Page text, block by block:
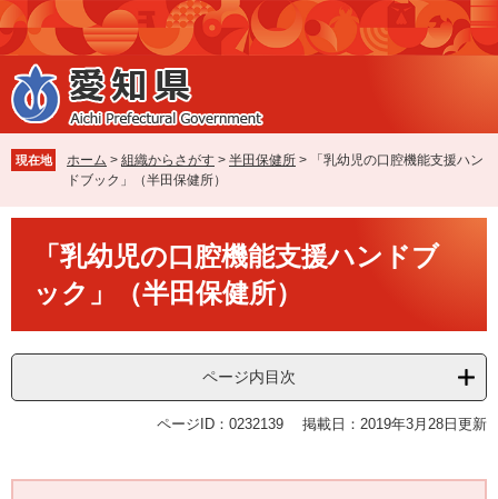
ペ
ー
ジ
の
先
で
す
メ
ニ
ュ
ー
を
ば
し
本
現在地 ホーム > 組織からさがす > 半田保健所 >
「乳幼児の口腔機能支援ハン
ドブック」（半田保健所）
「乳幼児の口腔機能支援ハンドブ
ック」（半田保健所）
ページ内目次
ページID：0232139 掲載日：2019年3月28日更新